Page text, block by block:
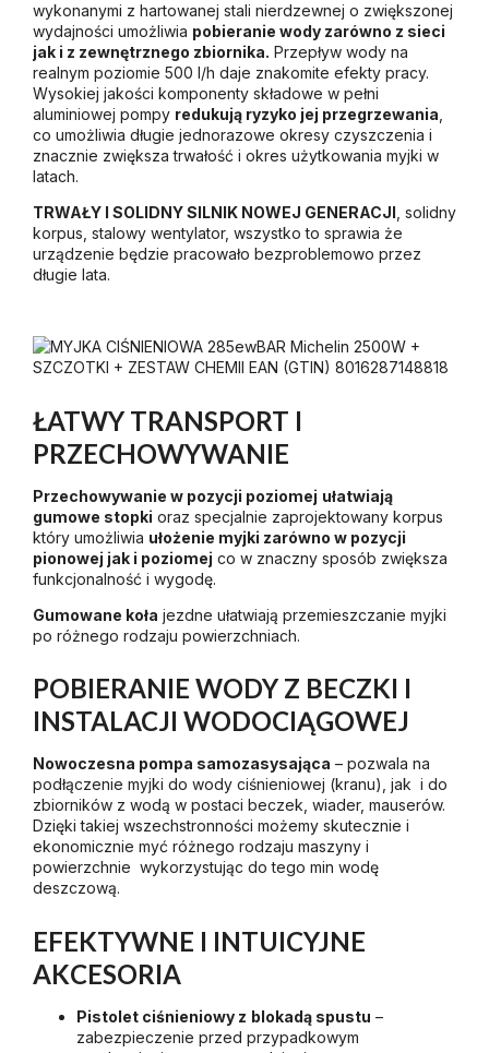
wykonanymi z hartowanej stali nierdzewnej o zwiększonej
wydajności umożliwia pobieranie wody zarówno z sieci
jak i z zewnętrznego zbiornika. Przepływ wody na
realnym poziomie 500 l/h daje znakomite efekty pracy.
Wysokiej jakości komponenty składowe w pełni
aluminiowej pompy redukują ryzyko jej przegrzewania
co umożliwia długie jednorazowe okresy czyszczenia i
znacznie zwiększa trwałość i okres użytkowania myjki w
latach.
TRWAŁY I SOLIDNY SILNIK NOWEJ GENERACJI , solidny
korpus, stalowy wentylator, wszystko to sprawia że
urządzenie będzie pracowało bezproblemowo przez
długie lata.
ŁATWY TRANSPORT I
PRZECHOWYWANIE
Przechowywanie w pozycji poziomej ułatwiają
gumowe stopki oraz specjalnie zaprojektowany korpus
który umożliwia ułożenie myjki zarówno w pozycji
pionowej jak i poziomej co w znaczny sposób zwiększa
funkcjonalność i wygodę.
Gumowane koła jezdne ułatwiają przemieszczanie myjki
po różnego rodzaju powierzchniach.
POBIERANIE WODY Z BECZKI I
INSTALACJI WODOCIĄGOWEJ
Nowoczesna pompa samozasysająca – pozwala na
podłączenie myjki do wody ciśnieniowej (kranu), jak i do
zbiorników z wodą w postaci beczek, wiader, mauserów.
Dzięki takiej wszechstronności możemy skutecznie i
ekonomicznie myć różnego rodzaju maszyny i
powierzchnie wykorzystując do tego min wodę
deszczową.
EFEKTYWNE I INTUICYJNE
AKCESORIA
Pistolet ciśnieniowy z blokadą spustu –
zabezpieczenie przed przypadkowym